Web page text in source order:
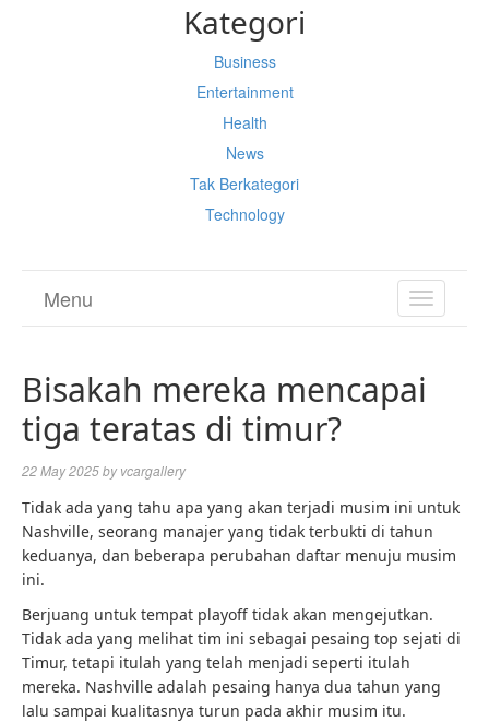
Kategori
Business
Entertainment
Health
News
Tak Berkategori
Technology
TOGGLE
Menu
Bisakah mereka mencapai
tiga teratas di timur?
22 May 2025by vcargallery
Tidak ada yang tahu apa yang akan terjadi musim ini untuk
Nashville, seorang manajer yang tidak terbukti di tahun
keduanya, dan beberapa perubahan daftar menuju musim
ini.
Berjuang untuk tempat playoff tidak akan mengejutkan.
Tidak ada yang melihat tim ini sebagai pesaing top sejati di
Timur, tetapi itulah yang telah menjadi seperti itulah
mereka. Nashville adalah pesaing hanya dua tahun yang
lalu sampai kualitasnya turun pada akhir musim itu.